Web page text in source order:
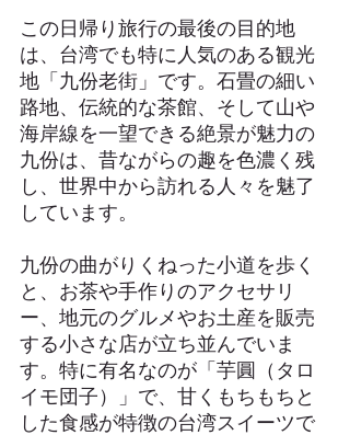
この日帰り旅行の最後の目的地
は、台湾でも特に人気のある観光
地「九份老街」です。石畳の細い
路地、伝統的な茶館、そして山や
海岸線を一望できる絶景が魅力の
九份は、昔ながらの趣を色濃く残
し、世界中から訪れる人々を魅了
しています。
九份の曲がりくねった小道を歩く
と、お茶や手作りのアクセサリ
ー、地元のグルメやお土産を販売
する小さな店が立ち並んでいま
す。特に有名なのが「芋圓（タロ
イモ団子）」で、甘くもちもちと
した食感が特徴の台湾スイーツで